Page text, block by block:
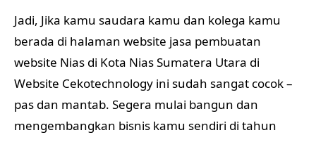
Jadi, Jika kamu saudara kamu dan kolega kamu
berada di halaman website jasa pembuatan
website Nias di Kota Nias Sumatera Utara di
Website Cekotechnology ini sudah sangat cocok –
pas dan mantab. Segera mulai bangun dan
mengembangkan bisnis kamu sendiri di tahun